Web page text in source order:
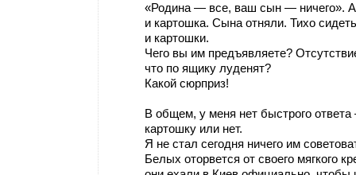
«Родина — все, ваш сын — ничего».
и картошка. Сына отняли. Тихо
и картошки.
Чего вы им предъявляете?
что по ящику луденят?
Какой сюрприз!
В общем, у меня нет быстрого
картошку или нет.
Я не стал сегодня ничего им
Белых оторвется от своего мягкого